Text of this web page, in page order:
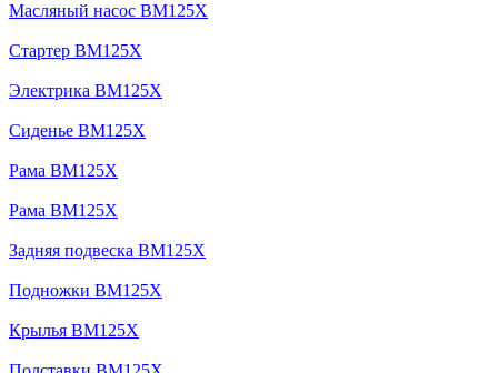
Масляный насос BM125X
Стартер BM125X
Электрика BM125X
Сиденье BM125X
Рама BM125X
Рама BM125X
Задняя подвеска BM125X
Подножки BM125X
Крылья BM125X